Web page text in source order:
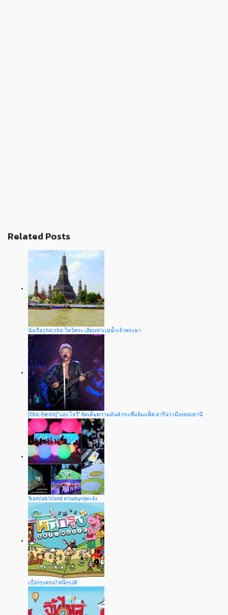
Related Posts
นั่งเรือ chic chic ไหว้พระ เลียบท่าเเม่น้ำเจ้าพระยา
[Chic-Events]“บอง โจวี่” จัดเต็มความมันส์ กระหึ่มอิมแพ็ค อารีน่า เมืองทองธานี
Teamlab Island สวนสนุกสุดเจ๋ง
เบื่อกรุงหรอ? หนีกรุงสิ